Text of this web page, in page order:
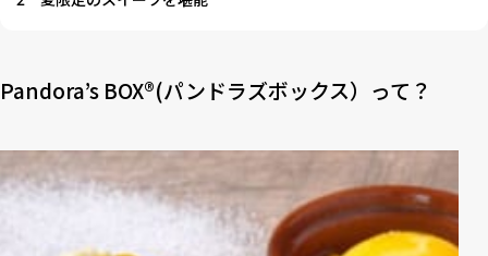
Pandora’s BOX®(パンドラズボックス）って？